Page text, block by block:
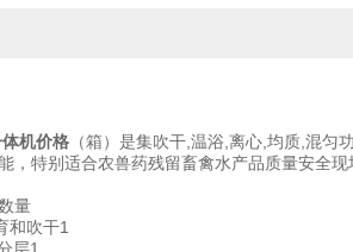
机价格 （箱）是集吹干,温浴,离心,均质,混
，特别适合农兽药残留畜禽水产品质量安全现
量
和吹干1